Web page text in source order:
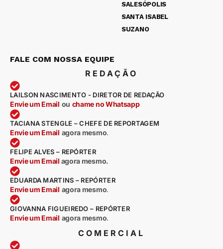
SALESÓPOLIS
SANTA ISABEL
SUZANO
FALE COM NOSSA EQUIPE
REDAÇÃO
LAILSON NASCIMENTO - DIRETOR DE REDAÇÃO
Envie um Email ou chame no Whatsapp
TACIANA STENGLE – CHEFE DE REPORTAGEM
Envie um Email agora mesmo.
FELIPE ALVES – REPÓRTER
Envie um Email agora mesmo.
EDUARDA MARTINS – REPÓRTER
Envie um Email agora mesmo.
GIOVANNA FIGUEIREDO – REPÓRTER
Envie um Email agora mesmo.
COMERCIAL